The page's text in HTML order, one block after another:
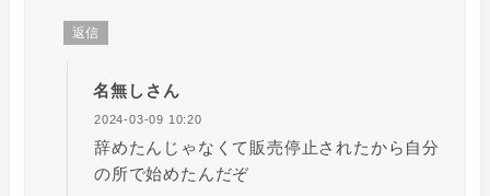
返信
名無しさん
2024-03-09 10:20
辞めたんじゃなくて販売停止されたから自分
の所で始めたんだぞ